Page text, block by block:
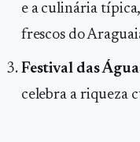
e a culinária
frescos do
Festival das
celebra a riqueza